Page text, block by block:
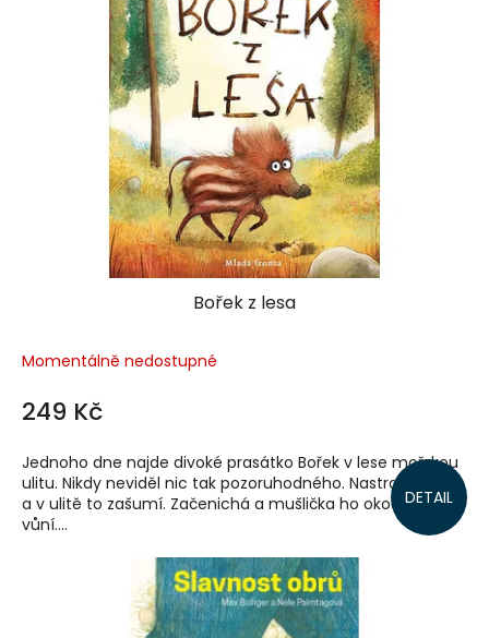
Bořek z lesa
Momentálně nedostupné
249 Kč
DETAIL
Jednoho dne najde divoké prasátko Bořek v lese mořskou
ulitu. Nikdy neviděl nic tak pozoruhodného. Nastraží ouška
a v ulitě to zašumí. Začenichá a mušlička ho okouzlí svou
vůní....